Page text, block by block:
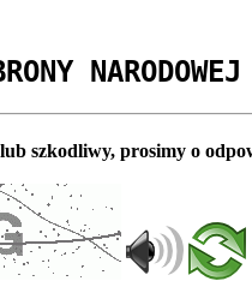
NARODOWEJ
szkodliwy, prosimy o